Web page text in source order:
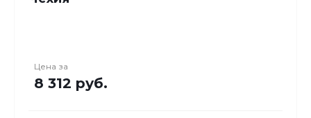
Цена за
8 312 руб.